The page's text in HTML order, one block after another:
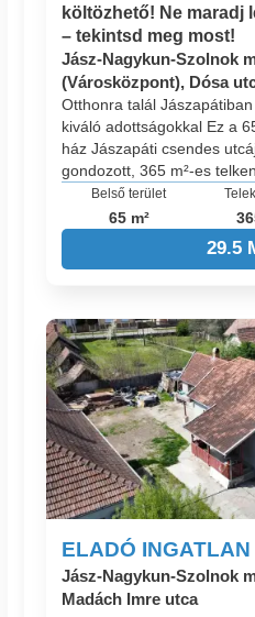
költözhető! Ne maradj
– tekintsd meg most!
Jász-Nagykun-Szolnok
(Városközpont), Dósa
Otthonra talál
kiváló adottságokkal Ez a
ház Jászapáti csendes
gondozott, 365 m²-es
Belső terület
65 m²
29.5
ELADÓ INGATLAN
Jász-Nagykun-Szolnok
Madách Imre utca